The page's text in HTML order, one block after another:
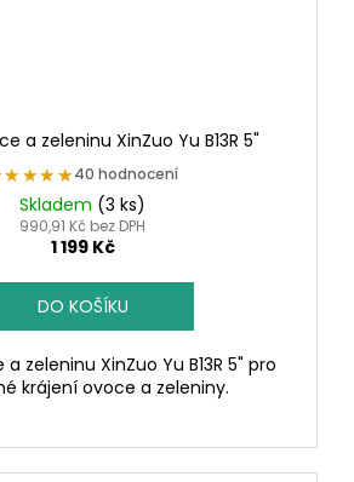
a zeleninu XinZuo Yu B13R 5"
40 hodnocení
Skladem (3 ks)
990,91 Kč bez DPH
1 199 Kč
DO KOŠÍKU
zeleninu XinZuo Yu B13R 5" pro
krájení ovoce a zeleniny.